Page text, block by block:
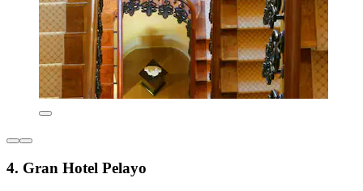
4. Gran Hotel Pelayo